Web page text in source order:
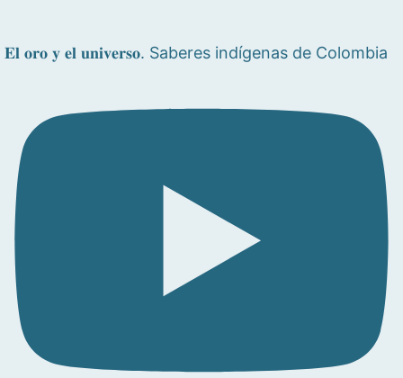
𝐄𝐥 𝐨𝐫𝐨 𝐲 𝐞𝐥 𝐮𝐧𝐢𝐯𝐞𝐫𝐬𝐨. Saberes indígenas de Colombia